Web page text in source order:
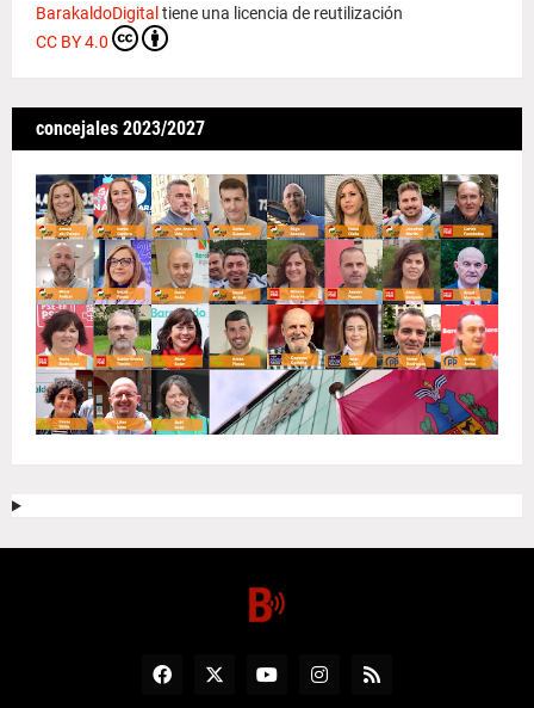
BarakaldoDigital tiene una licencia de reutilización
CC BY 4.0
concejales 2023/2027